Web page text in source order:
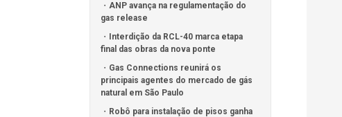
ANP avança na regulamentação do
gas release
Interdição da RCL-40 marca etapa
final das obras da nova ponte
Gas Connections reunirá os
principais agentes do mercado de gás
natural em São Paulo
Robô para instalação de pisos ganha